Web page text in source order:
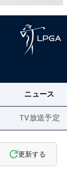
ニュース
TV放送予定
更新する